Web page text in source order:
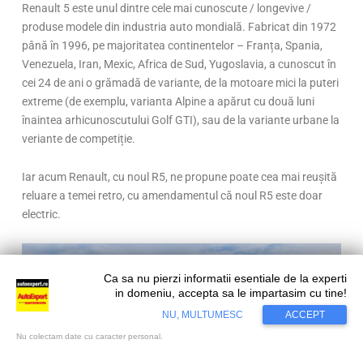
Renault 5 este unul dintre cele mai cunoscute / longevive /
produse modele din industria auto mondială. Fabricat din 1972
până în 1996, pe majoritatea continentelor – Franța, Spania,
Venezuela, Iran, Mexic, Africa de Sud, Yugoslavia, a cunoscut în
cei 24 de ani o grămadă de variante, de la motoare mici la puteri
extreme (de exemplu, varianta Alpine a apărut cu două luni
înaintea arhicunoscutului Golf GTI), sau de la variante urbane la
veriante de competiție.
Iar acum Renault, cu noul R5, ne propune poate cea mai reușită
reluare a temei retro, cu amendamentul că noul R5 este doar
electric.
Ca sa nu pierzi informatii esentiale de la experti
in domeniu, accepta sa le impartasim cu tine!
NU, MULTUMESC ACCEPT
Nu colectam date cu caracter personal.